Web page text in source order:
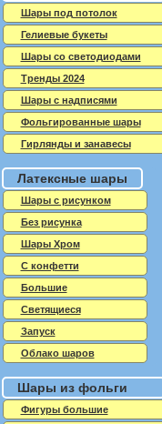
Шары под потолок
Гелиевые букеты
Шары со светодиодами
Тренды 2024
Шары с надписями
Фольгированные шары
Гирлянды и занавесы
Латексные шары
Шары с рисунком
Без рисунка
Шары Хром
C конфетти
Большие
Светящиеся
Запуск
Облако шаров
Шары из фольги
Фигуры большие